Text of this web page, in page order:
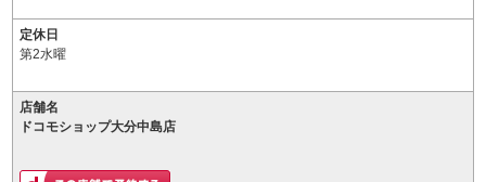
定休日
第2水曜
店舗名
ドコモショップ大分中島店